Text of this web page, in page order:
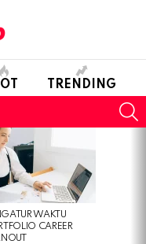
TRENDING
WAKTU
CAREER